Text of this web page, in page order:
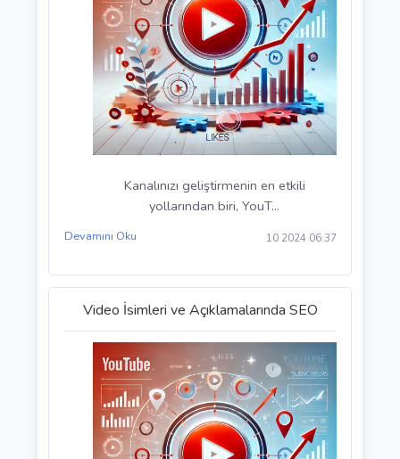
yollarından biri, YouT...
10 2024 06:37
Devamını Oku
Video İsimleri ve Açıklamalarında SEO